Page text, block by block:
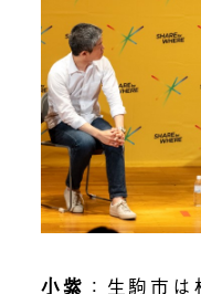
小紫 ：生駒市